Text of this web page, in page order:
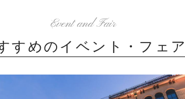
Event and Fair
すめのイベント・フェア